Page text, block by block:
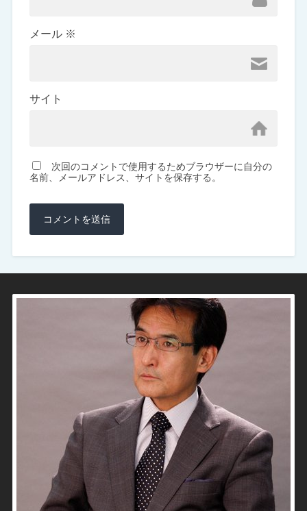
メール ※
サイト
次回のコメントで使用するためブラウザーに自分の
名前、メールアドレス、サイトを保存する。